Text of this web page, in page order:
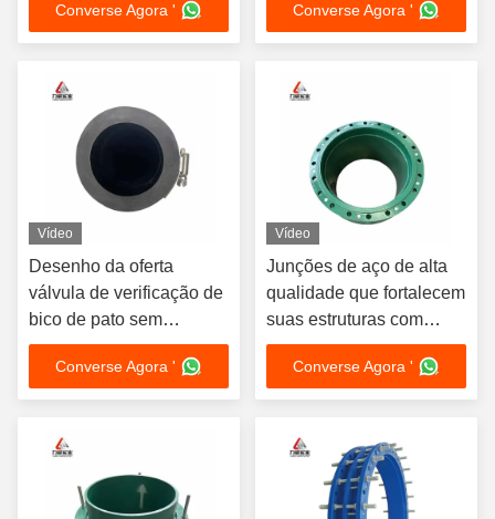
Converse Agora '
online
Converse Agora '
Vídeo
Desenho da oferta
válvula de verificação de
bico de pato sem
deformação Abrir e
fechar automaticamente
Converse Agora '
Vídeo
Junções de aço de alta
qualidade que fortalecem
suas estruturas com
durabilidade e precisão
Converse Agora '